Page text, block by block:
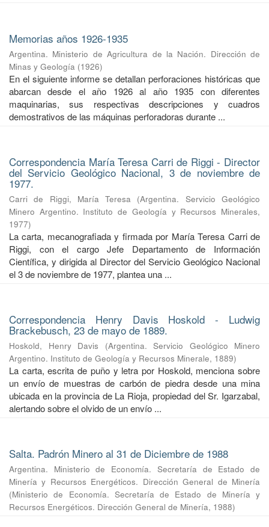
Memorias años 1926-1935
Argentina. Ministerio de Agricultura de la Nación. Dirección de
Minas y Geología (1926)
En el siguiente informe se detallan perforaciones históricas que
abarcan desde el año 1926 al año 1935 con diferentes
maquinarias, sus respectivas descripciones y cuadros
demostrativos de las máquinas perforadoras durante ...
Correspondencia María Teresa Carri de Riggi - Director
del Servicio Geológico Nacional, 3 de noviembre de
1977.
Carri de Riggi, María Teresa (Argentina. Servicio Geológico
Minero Argentino. Instituto de Geología y Recursos Minerales,
1977)
La carta, mecanografiada y firmada por María Teresa Carri de
Riggi, con el cargo Jefe Departamento de Información
Científica, y dirigida al Director del Servicio Geológico Nacional
el 3 de noviembre de 1977, plantea una ...
Correspondencia Henry Davis Hoskold - Ludwig
Brackebusch, 23 de mayo de 1889.
Hoskold, Henry Davis (Argentina. Servicio Geológico Minero
Argentino. Instituto de Geología y Recursos Minerale, 1889)
La carta, escrita de puño y letra por Hoskold, menciona sobre
un envío de muestras de carbón de piedra desde una mina
ubicada en la provincia de La Rioja, propiedad del Sr. Igarzabal,
alertando sobre el olvido de un envío ...
Salta. Padrón Minero al 31 de Diciembre de 1988
Argentina. Ministerio de Economía. Secretaría de Estado de
Minería y Recursos Energéticos. Dirección General de Minería
(Ministerio de Economía. Secretaría de Estado de Minería y
Recursos Energéticos. Dirección General de Minería, 1988)